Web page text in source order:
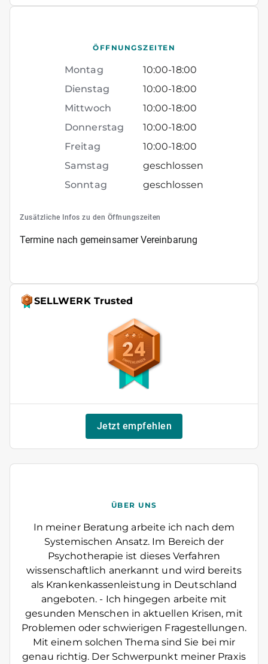
ÖFFNUNGSZEITEN
Montag 10:00-18:00
Dienstag
10:00-18:00
Mittwoch
10:00-18:00
Donnerstag
10:00-18:00
Freitag
10:00-18:00
Samstag
geschlossen
Sonntag
geschlossen
Zusätzliche Infos zu den Öffnungszeiten
Termine nach gemeinsamer Vereinbarung
SELLWERK Trusted
24
Jetzt empfehlen
ÜBER UNS
In meiner Beratung arbeite ich nach dem
Systemischen Ansatz. Im Bereich der
Psychotherapie ist dieses Verfahren
wissenschaftlich anerkannt und wird bereits
als Krankenkassenleistung in Deutschland
angeboten. - Ich hingegen arbeite mit
gesunden Menschen in aktuellen Krisen, mit
Problemen oder schwierigen Fragestellungen.
Mit einem solchen Thema sind Sie bei mir
genau richtig. Der Schwerpunkt meiner Praxis